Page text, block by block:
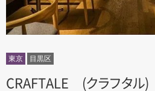
東京 目黒区
CRAFTALE (クラフタル)